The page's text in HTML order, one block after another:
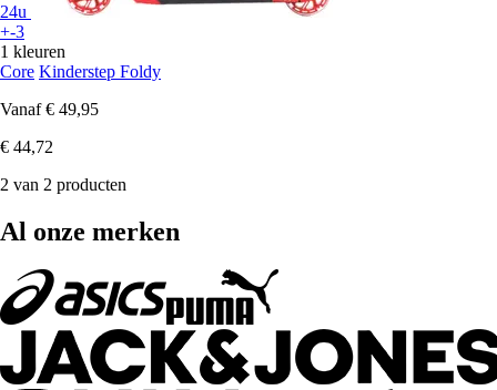
24u
+-3
1 kleuren
Core Kinderstep Foldy
Vanaf € 49,95
€ 44,72
2 van 2 producten
Al onze merken